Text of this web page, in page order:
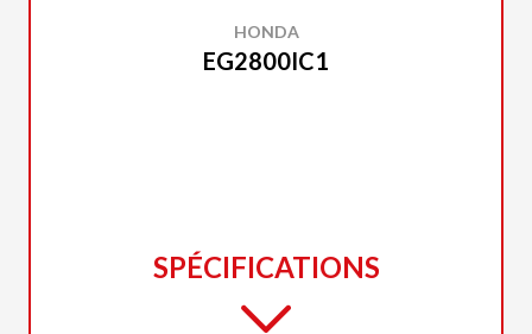
HONDA
EG2800IC1
SPÉCIFICATIONS